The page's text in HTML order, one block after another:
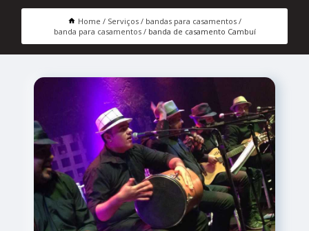
Home Serviços
bandas para casamentos
banda para casamentos
banda de casamento Cambuí